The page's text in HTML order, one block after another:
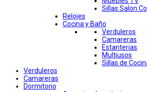
Sillas Salon
Relojes
Cocina y Baño
Verduleros
Camareras
Estanterias
Multiusos
Sillas de
Verduleros
Camareras
Dormitorio